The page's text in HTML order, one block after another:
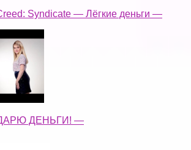
Syndicate — Лёгкие деньги —
ДЕНЬГИ! —